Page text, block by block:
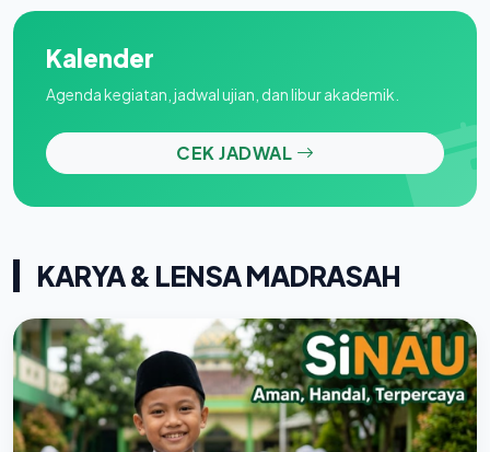
Kalender
Agenda kegiatan, jadwal ujian, dan libur akademik.
CEK JADWAL
KARYA & LENSA MADRASAH